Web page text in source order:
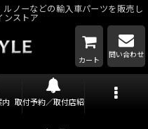
ノーなどの輸入車パーツを販売し
ンストア
カート
問い合わせ
内 取付予約／取付店紹介